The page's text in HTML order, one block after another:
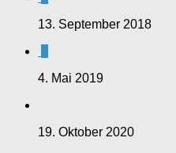
13. September 2018
4. Mai 2019
19. Oktober 2020